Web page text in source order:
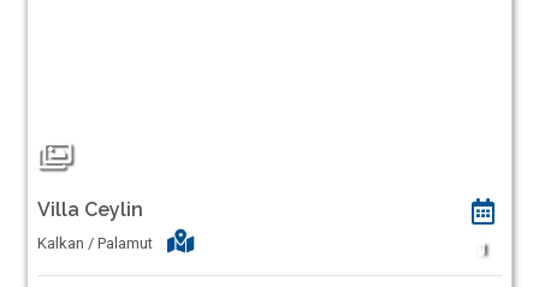
Villa Ceylin
Kalkan / Palamut 1